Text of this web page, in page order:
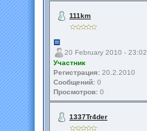
111km
20 February 2010 - 23:02
Участник
Регистрация: 20.2.2010
Сообщений: 0
Просмотров: 0
1337Tr4der